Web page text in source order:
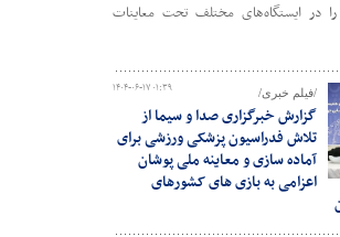
در ایستگاه‌های مختلف تحت معاینات
۱۴۰۴-۰۶-۱۷ ۰۱:۳۹ /فیلم خبری/
گزارش خبرگزاری صدا و سیما از
تلاش فدراسیون پزشکی ورزشی برای
آماده سازی و معاینه ملی پوشان
اعزامی به بازی های کشورهای